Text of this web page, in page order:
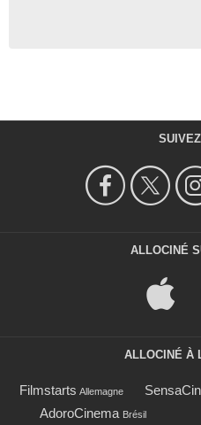
ALLOCINÉ
ALLOCINÉ À
Filmstarts Allemagne
AdoroCinema Brésil